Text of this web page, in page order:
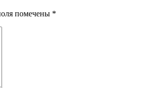
помечены *